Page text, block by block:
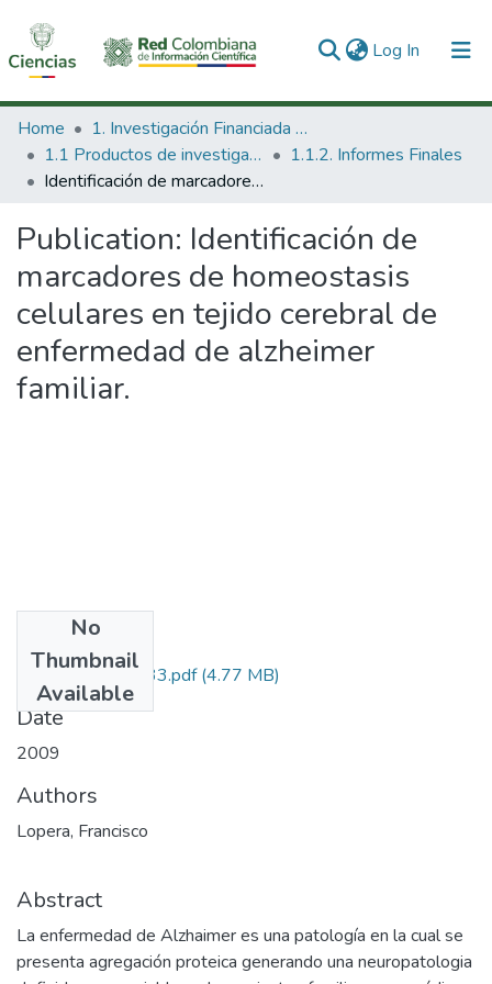
Log In (current)
Communities & Collections
All of DSpace
Home
1. Investigación Financiada con Recursos Públicos
1.1 Productos de investigación
1.1.2. Informes Finales
Identificación de marcadores de homeostasis celulares en tejido cerebral de enfermedad de alzheimer familiar.
Publication: Identificación de
marcadores de homeostasis
celulares en tejido cerebral de
enfermedad de alzheimer
familiar.
No
Thumbnail
Available
111549326133.pdf(4.77 MB)
Date
2009
Authors
Lopera, Francisco
Abstract
La enfermedad de Alzhaimer es una patología en la cual se
presenta agregación proteica generando una neuropatologia